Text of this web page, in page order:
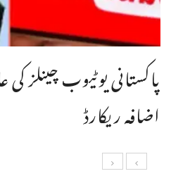
پاکستانی یوٹیوب چینلز
اضافہ ریکارڈ